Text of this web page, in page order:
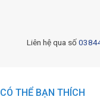
Liên hệ qua số
CÓ THỂ BẠN THÍCH